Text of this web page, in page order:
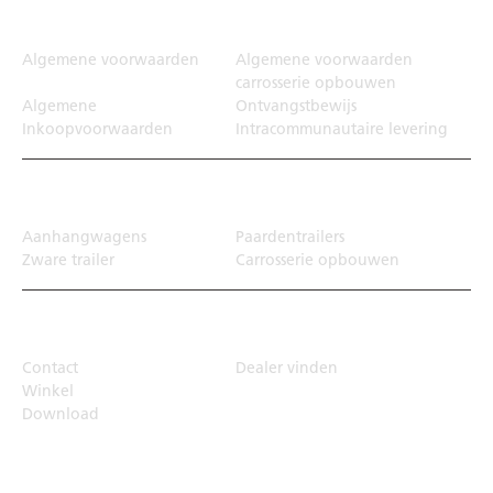
Algemene voorwaarden
Algemene voorwaarden
carrosserie opbouwen
Algemene
Inkoopvoorwaarden
Ontvangstbewijs
Intracommunautaire levering
Aanhangwagens
Paardentrailers
Zware trailer
Carrosserie opbouwen
Contact
Dealer vinden
Winkel
Download